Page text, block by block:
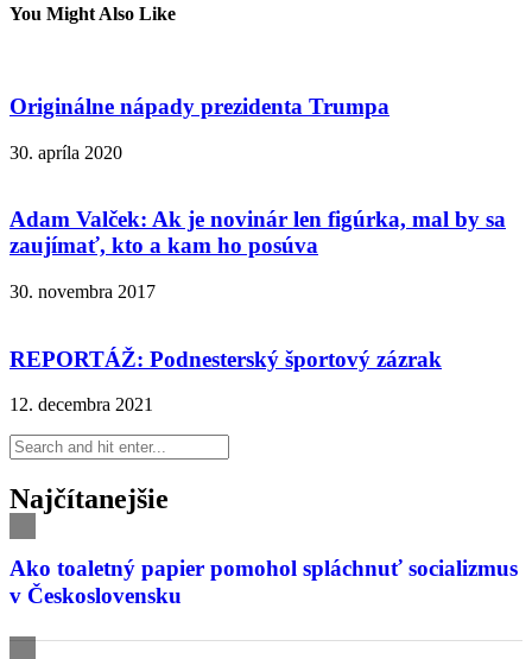
You Might Also Like
Originálne nápady prezidenta Trumpa
30. apríla 2020
Adam Valček: Ak je novinár len figúrka, mal by sa
zaujímať, kto a kam ho posúva
30. novembra 2017
REPORTÁŽ: Podnesterský športový zázrak
12. decembra 2021
Najčítanejšie
Ako toaletný papier pomohol spláchnuť socializmus
v Československu